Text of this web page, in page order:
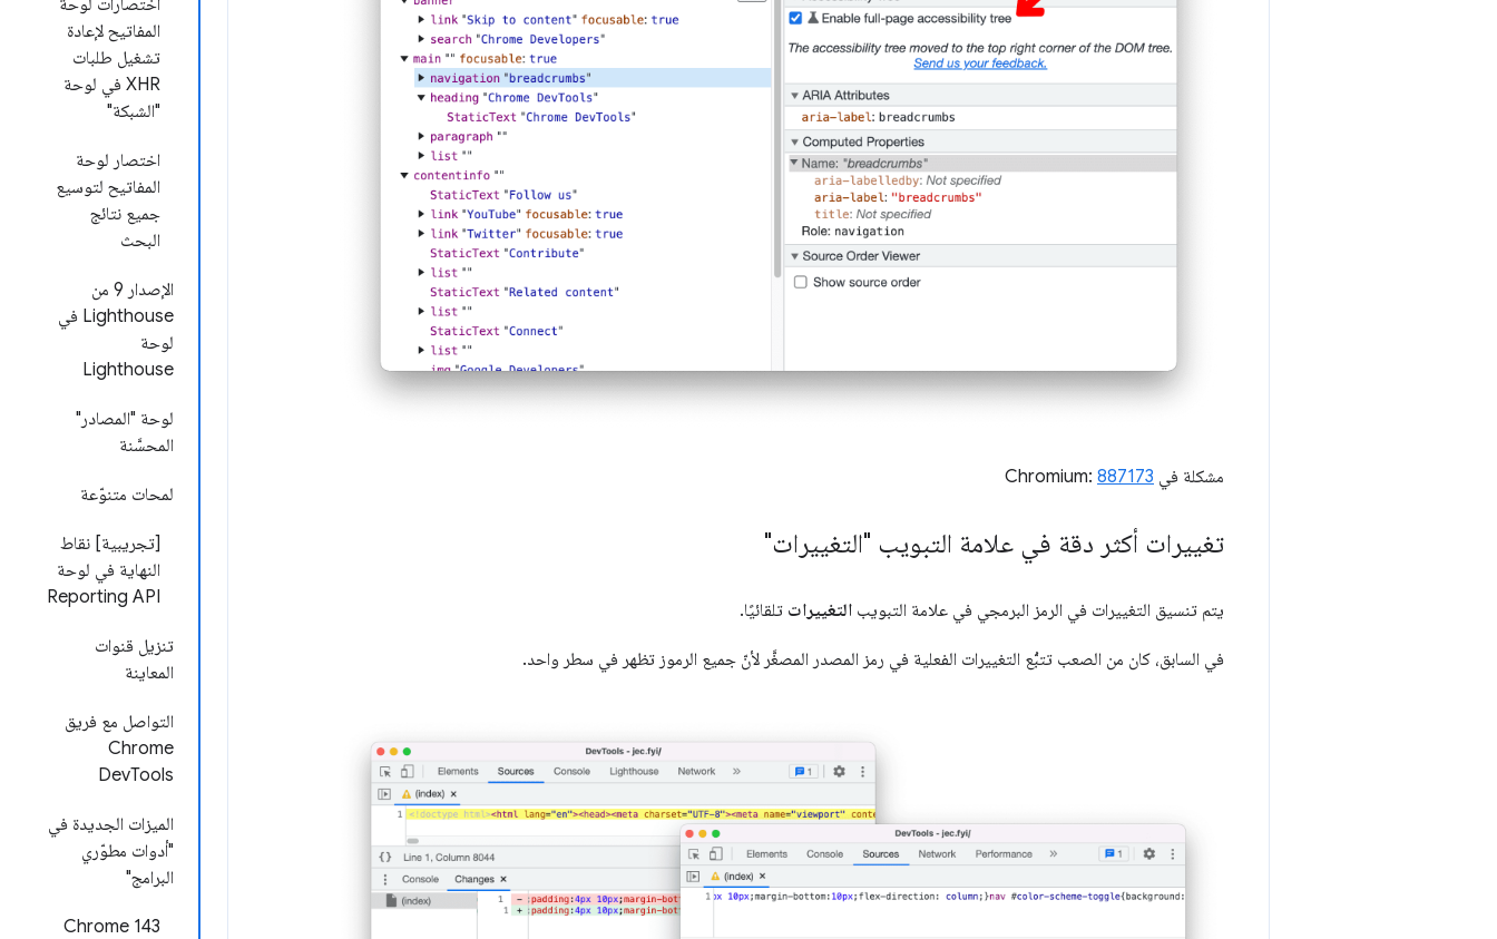
اختصارات لوحة
المفاتيح لإعادة
تشغيل طلبات
XHR في لوحة
"الشبكة"
اختصار لوحة
المفاتيح لتوسيع
جميع نتائج
البحث
الإصدار 9 من
Lighthouse في
لوحة
Lighthouse
لوحة "المصادر"
المحسَّنة
لمحات متنوّعة
[تجريبية] نقاط
النهاية في لوحة
Reporting API
تنزيل قنوات
المعاينة
التواصل مع فريق
Chrome
DevTools
الميزات الجديدة في
"أدوات مطوّري
البرامج"
Chrome 143
مشكلة في Chromium: 887173
تغييرات أكثر دقة في علامة التبويب "التغييرات"
يتم تنسيق التغييرات في الرمز البرمجي في علامة التبويب التغييرات تلقائيًا.
في السابق، كان من الصعب تتبُّع التغييرات الفعلية في رمز المصدر المصغَّر لأنّ جميع الرموز تظهر في سطر واحد.